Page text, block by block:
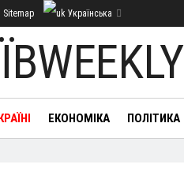
Sitemap Українська
ЕКОНОМІКА ПОЛІТИКА